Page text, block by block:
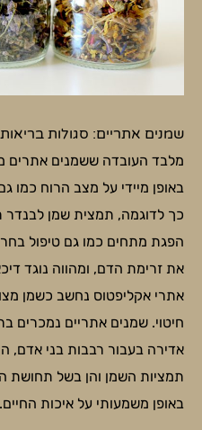
שמנים אתריים: סגולות
מלבד העובדה ששמנים אתרים
באופן מיידי על מצב הרוח כמו
כך לדוגמה, תמצית שמן לבנדר
הפגת מתחים כמו גם טיפול
את זרימת הדם, ומהווה נוגד
אתרי אקליפטוס נחשב כשמן
חיטוי. שמנים אתריים נמכרים
אדירה בעבור רבבות בני אדם,
תמציות השמן והן בשל תחושת
באופן משמעותי על איכות החיים.